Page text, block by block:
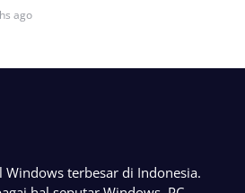
ago
Windows terbesar di Indonesia.